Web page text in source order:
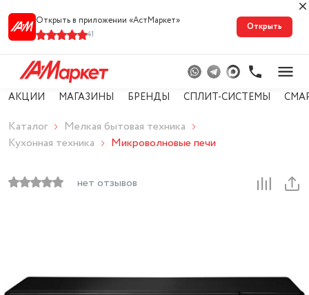
Открыть в приложении «АстМарке‪т‬»
41
Открыть
АКЦИИ МАГАЗИНЫ БРЕНДЫ СПЛИТ-СИСТЕМЫ
Каталог
Мелкая бытовая техника
Кухонная техника
Микроволновые печи
нет отзывов